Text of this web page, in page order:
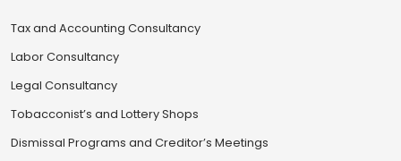
Tax and Accounting Consultancy
Labor Consultancy
Legal Consultancy
Tobacconist’s and Lottery Shops
Dismissal Programs and Creditor’s Meetings